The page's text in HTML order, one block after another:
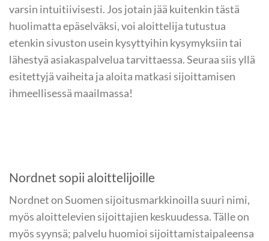
varsin intuitiivisesti. Jos jotain jää kuitenkin tästä
huolimatta epäselväksi, voi aloittelija tutustua
etenkin sivuston usein kysyttyihin kysymyksiin tai
lähestyä asiakaspalvelua tarvittaessa. Seuraa siis yllä
esitettyjä vaiheita ja aloita matkasi sijoittamisen
ihmeellisessä maailmassa!
Nordnet sopii aloittelijoille
Nordnet on Suomen sijoitusmarkkinoilla suuri nimi,
myös aloittelevien sijoittajien keskuudessa. Tälle on
myös syynsä; palvelu huomioi sijoittamistaipaleensa